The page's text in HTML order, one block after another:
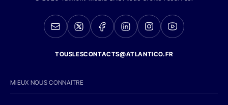
TOUSLESCONTACTS@ATLANTICO.FR
MIEUX NOUS CONNAITRE